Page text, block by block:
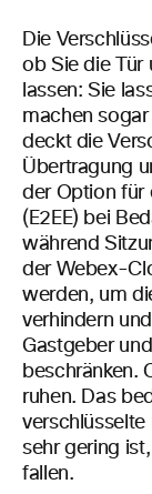
Die
ob Sie die Tür
lassen: Sie
machen
deckt die
Übertragung
der Option für
(E2EE) bei
während
der Webex-
werden, um
verhindern
Gastgeber
beschränken.
ruhen. Das
verschlüsselte
sehr gering
fallen.